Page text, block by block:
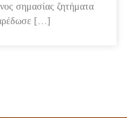
σημασίας ζητήματα
[…]